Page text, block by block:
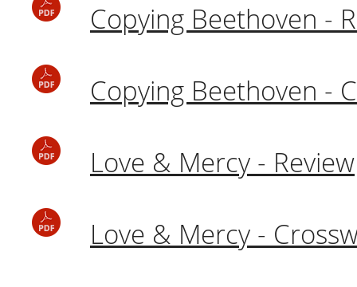
Copying Beethoven -
Copying Beethoven -
Love & Mercy - Review
Love & Mercy -